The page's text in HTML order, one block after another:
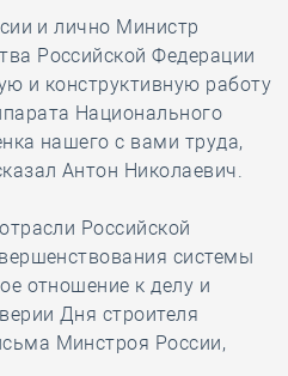
и лично Министр
Российской Федерации
и конструктивную работу
Национального
нашего с вами труда,
Антон Николаевич.
Российской
системы
отношение к делу и
Дня строителя
Минстроя России,